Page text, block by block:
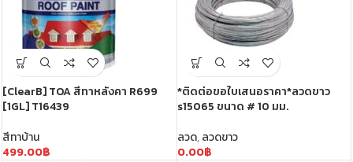
[ClearB] TOA สีทาหลังคา R699
[1GL] T16439
สีทาบ้าน
499.00฿
*ติดต่อขอใบเสนอราคา*ลวดขาว
s15065 ขนาด # 10 มม.
ลวด, ลวดขาว
0.00฿